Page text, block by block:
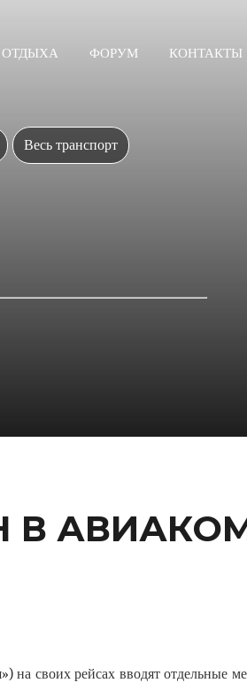
ФОРУМ КОНТАКТЫ
Весь транспорт
В
рейсах вводят отдельные